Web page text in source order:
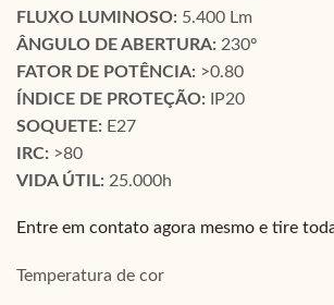
FLUXO LUMINOSO: 5.400 Lm
ÂNGULO DE ABERTURA: 230º
FATOR DE POTÊNCIA: >0.80
ÍNDICE DE PROTEÇÃO:
IP20
SOQUETE: E27
IRC: >80
VIDA ÚTIL: 25.000h
Entre em contato agora mesmo e tire
Temperatura de cor